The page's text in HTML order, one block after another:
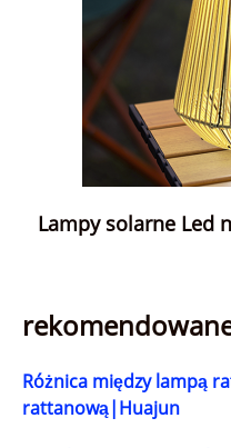
Lampy solarne Led
Różnica między lampą
rattanową|Huajun